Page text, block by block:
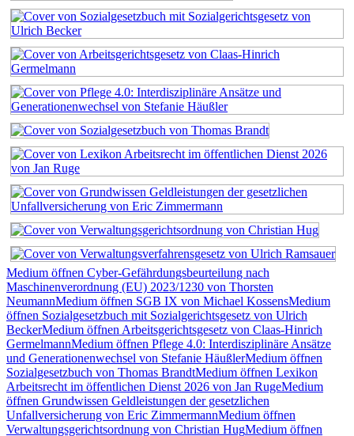
Medium öffnen Cyber-Gefährdungsbeurteilung nach
Maschinenverordnung (EU) 2023/1230 von Thorsten
NeumannMedium öffnen SGB IX von Michael KossensMedium
öffnen Sozialgesetzbuch mit Sozialgerichtsgesetz von Ulrich
BeckerMedium öffnen Arbeitsgerichtsgesetz von Claas-Hinrich
GermelmannMedium öffnen Pflege 4.0: Interdisziplinäre Ansätze
und Generationenwechsel von Stefanie HäußlerMedium öffnen
Sozialgesetzbuch von Thomas BrandtMedium öffnen Lexikon
Arbeitsrecht im öffentlichen Dienst 2026 von Jan RugeMedium
öffnen Grundwissen Geldleistungen der gesetzlichen
Unfallversicherung von Eric ZimmermannMedium öffnen
Verwaltungsgerichtsordnung von Christian HugMedium öffnen